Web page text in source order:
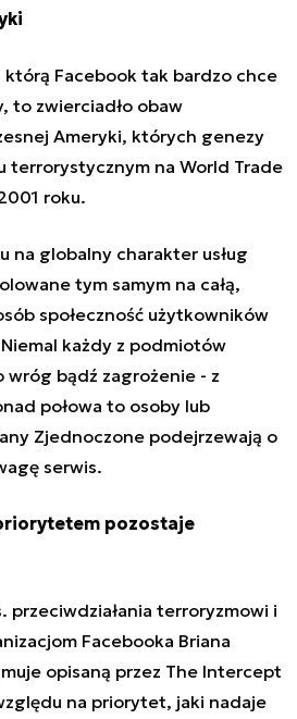
którą Facebook tak bardzo chce
to zwierciadło obaw
Ameryki, których genezy
terrorystycznym na World Trade
roku.
na globalny charakter usług
tym samym na całą,
społeczność użytkowników
każdy z podmiotów
wróg bądź zagrożenie - z
połowa to osoby lub
Zjednoczone podejrzewają o
serwis.
pozostaje
przeciwdziałania terroryzmowi i
Facebooka Briana
opisaną przez The Intercept
na priorytet, jaki nadaje